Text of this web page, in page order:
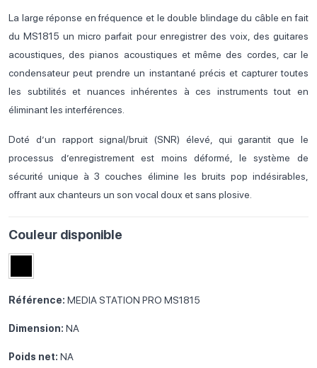
La large réponse en fréquence et le double blindage du câble en fait
du MS1815 un micro parfait pour enregistrer des voix, des guitares
acoustiques, des pianos acoustiques et même des cordes, car le
condensateur peut prendre un instantané précis et capturer toutes
les subtilités et nuances inhérentes à ces instruments tout en
éliminant les interférences.
Doté d’un rapport signal/bruit (SNR) élevé, qui garantit que le
processus d’enregistrement est moins déformé, le système de
sécurité unique à 3 couches élimine les bruits pop indésirables,
offrant aux chanteurs un son vocal doux et sans plosive.
Couleur disponible
Référence: MEDIA STATION PRO MS1815
Dimension: NA
Poids net: NA